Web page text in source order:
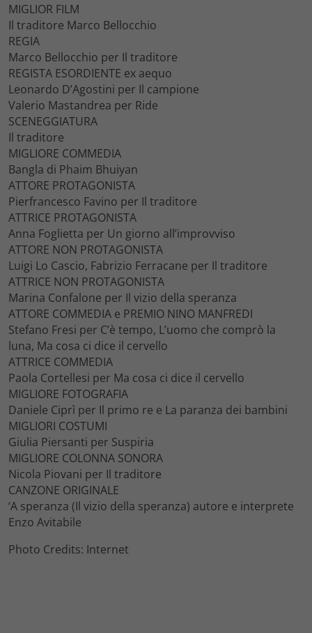
MIGLIOR FILM
Il traditore Marco Bellocchio
REGIA
Marco Bellocchio per Il traditore
REGISTA ESORDIENTE ex aequo
Leonardo D’Agostini per Il campione
Valerio Mastandrea per Ride
SCENEGGIATURA
Il traditore
MIGLIORE COMMEDIA
Bangla di Phaim Bhuiyan
ATTORE PROTAGONISTA
Pierfrancesco Favino per Il traditore
ATTRICE PROTAGONISTA
Anna Foglietta per Un giorno all’improvviso
ATTORE NON PROTAGONISTA
Luigi Lo Cascio, Fabrizio Ferracane per Il traditore
ATTRICE NON PROTAGONISTA
Marina Confalone per Il vizio della speranza
ATTORE COMMEDIA e PREMIO NINO MANFREDI
Stefano Fresi per C’è tempo, L’uomo che comprò la
luna, Ma cosa ci dice il cervello
ATTRICE COMMEDIA
Paola Cortellesi per Ma cosa ci dice il cervello
MIGLIORE FOTOGRAFIA
Daniele Ciprì per Il primo re e La paranza dei bambini
MIGLIORI COSTUMI
Giulia Piersanti per Suspiria
MIGLIORE COLONNA SONORA
Nicola Piovani per Il traditore
CANZONE ORIGINALE
‘A speranza (Il vizio della speranza) autore e interprete
Enzo Avitabile
Photo Credits: Internet